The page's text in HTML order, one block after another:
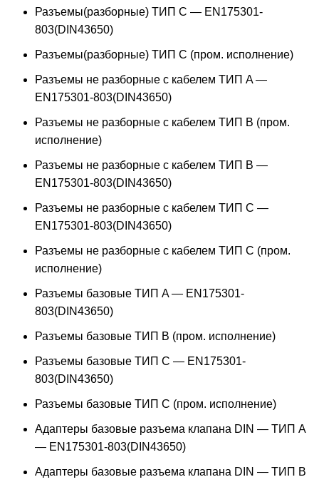
Разъемы(разборные) ТИП C — EN175301-
803(DIN43650)
Разъемы(разборные) ТИП С (пром. исполнение)
Разъемы не разборные с кабелем ТИП A —
EN175301-803(DIN43650)
Разъемы не разборные с кабелем ТИП B (пром.
исполнение)
Разъемы не разборные с кабелем ТИП B —
EN175301-803(DIN43650)
Разъемы не разборные с кабелем ТИП C —
EN175301-803(DIN43650)
Разъемы не разборные с кабелем ТИП C (пром.
исполнение)
Разъемы базовые ТИП A — EN175301-
803(DIN43650)
Разъемы базовые ТИП В (пром. исполнение)
Разъемы базовые ТИП C — EN175301-
803(DIN43650)
Разъемы базовые ТИП C (пром. исполнение)
Адаптеры базовые разъема клапана DIN — ТИП A
— EN175301-803(DIN43650)
Адаптеры базовые разъема клапана DIN — ТИП B